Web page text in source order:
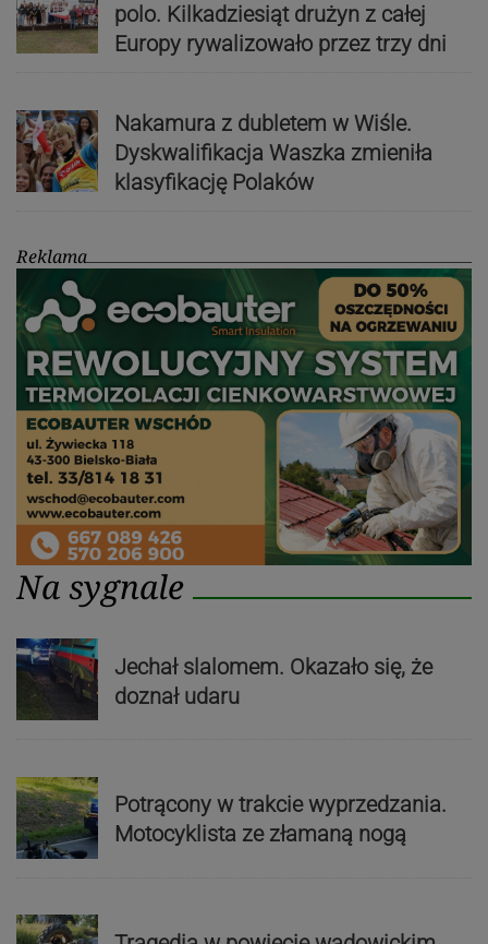
polo. Kilkadziesiąt drużyn z całej
Europy rywalizowało przez trzy dni
Nakamura z dubletem w Wiśle.
Dyskwalifikacja Waszka zmieniła
klasyfikację Polaków
Reklama
Na sygnale
Jechał slalomem. Okazało się, że
doznał udaru
Potrącony w trakcie wyprzedzania.
Motocyklista ze złamaną nogą